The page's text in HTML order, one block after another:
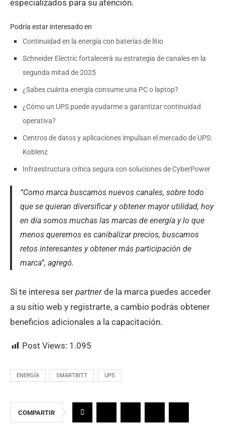
especializados para su atención.
Podría estar interesado en
Continuidad en la energía con baterías de litio
Schneider Electric fortalecerá su estrategia de canales en la
segunda mitad de 2025
¿Sabes cuánta energía consume una PC o laptop?
¿Cómo un UPS puede ayudarme a garantizar continuidad
operativa?
Centros de datos y aplicaciones impulsan el mercado de UPS:
Koblenz
Infraestructura crítica segura con soluciones de CyberPower
“Como marca buscamos nuevos canales, sobre todo
que se quieran diversificar y obtener mayor utilidad, hoy
en día somos muchas las marcas de energía y lo que
menos queremos es canibalizar precios, buscamos
retos interesantes y obtener más participación de
marca”, agregó.
Si te interesa ser partner de la marca puedes acceder
a su sitio web y registrarte, a cambio podrás obtener
beneficios adicionales a la capacitación.
Post Views: 1.095
ENERGÍA SMARTBITT UPS
COMPARTIR